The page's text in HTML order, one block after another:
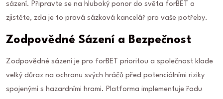
sázení. Připravte se na hluboký ponor do světa forBET a
zjistěte, zda je to pravá sázková kancelář pro vaše potřeby.
Zodpovědné Sázení a Bezpečnost
Zodpovědné sázení je pro forBET prioritou a společnost klade
velký důraz na ochranu svých hráčů před potenciálními riziky
spojenými s hazardními hrami. Platforma implementuje řadu